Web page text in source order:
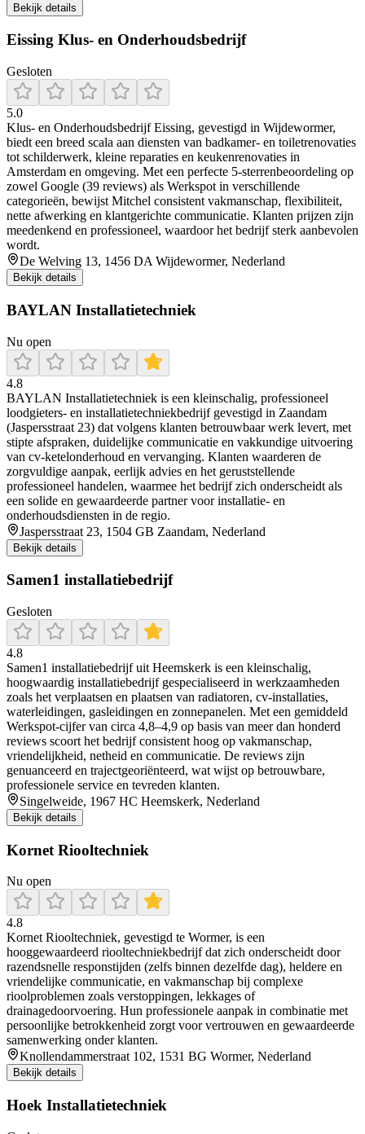
Bekijk details
Eissing Klus- en Onderhoudsbedrijf
Gesloten
5.0
Klus‑ en Onderhoudsbedrijf Eissing, gevestigd in Wijdewormer,
biedt een breed scala aan diensten van badkamer- en toiletrenovaties
tot schilderwerk, kleine reparaties en keukenrenovaties in
Amsterdam en omgeving. Met een perfecte 5-sterrenbeoordeling op
zowel Google (39 reviews) als Werkspot in verschillende
categorieën, bewijst Mitchel consistent vakmanschap, flexibiliteit,
nette afwerking en klantgerichte communicatie. Klanten prijzen zijn
meedenkend en professioneel, waardoor het bedrijf sterk aanbevolen
wordt.
De Welving 13, 1456 DA Wijdewormer, Nederland
Bekijk details
BAYLAN Installatietechniek
Nu open
4.8
BAYLAN Installatietechniek is een kleinschalig, professioneel
loodgieters- en installatietechniekbedrijf gevestigd in Zaandam
(Jaspersstraat 23) dat volgens klanten betrouwbaar werk levert, met
stipte afspraken, duidelijke communicatie en vakkundige uitvoering
van cv-ketelonderhoud en vervanging. Klanten waarderen de
zorgvuldige aanpak, eerlijk advies en het geruststellende
professioneel handelen, waarmee het bedrijf zich onderscheidt als
een solide en gewaardeerde partner voor installatie- en
onderhoudsdiensten in de regio.
Jaspersstraat 23, 1504 GB Zaandam, Nederland
Bekijk details
Samen1 installatiebedrijf
Gesloten
4.8
Samen1 installatiebedrijf uit Heemskerk is een kleinschalig,
hoogwaardig installatiebedrijf gespecialiseerd in werkzaamheden
zoals het verplaatsen en plaatsen van radiatoren, cv‑installaties,
waterleidingen, gasleidingen en zonnepanelen. Met een gemiddeld
Werkspot‐cijfer van circa 4,8–4,9 op basis van meer dan honderd
reviews scoort het bedrijf consistent hoog op vakmanschap,
vriendelijkheid, netheid en communicatie. De reviews zijn
genuanceerd en trajectgeoriënteerd, wat wijst op betrouwbare,
professionele service en tevreden klanten.
Singelweide, 1967 HC Heemskerk, Nederland
Bekijk details
Kornet Riooltechniek
Nu open
4.8
Kornet Riooltechniek, gevestigd te Wormer, is een
hooggewaardeerd riooltechniekbedrijf dat zich onderscheidt door
razendsnelle responstijden (zelfs binnen dezelfde dag), heldere en
vriendelijke communicatie, en vakmanschap bij complexe
rioolproblemen zoals verstoppingen, lekkages of
drainagedoorvoering. Hun professionele aanpak in combinatie met
persoonlijke betrokkenheid zorgt voor vertrouwen en gewaardeerde
samenwerking onder klanten.
Knollendammerstraat 102, 1531 BG Wormer, Nederland
Bekijk details
Hoek Installatietechniek